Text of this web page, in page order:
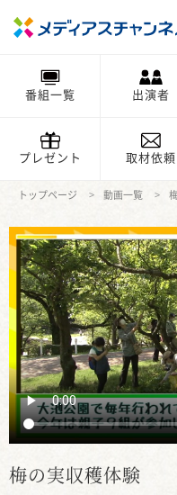
番組一覧 出演者
プレゼント 取材依頼
トップページ 動画一覧
梅の実収穫体験